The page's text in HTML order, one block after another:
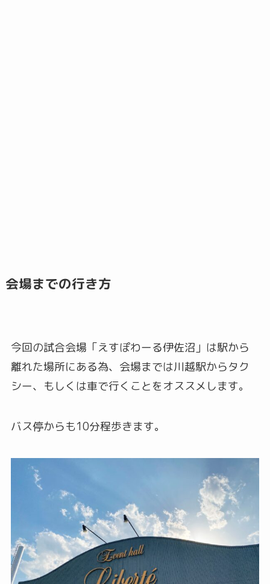
会場までの行き方
今回の試合会場「えすぽわーる伊佐沼」は駅から
離れた場所にある為、会場までは川越駅からタク
シー、もしくは車で行くことをオススメします。
バス停からも10分程歩きます。